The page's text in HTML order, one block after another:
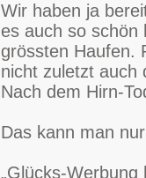
Wir haben ja
es auch so schön
grössten Haufen.
nicht zuletzt auch
Nach dem Hirn-
Das kann man
„Glücks-Werbung